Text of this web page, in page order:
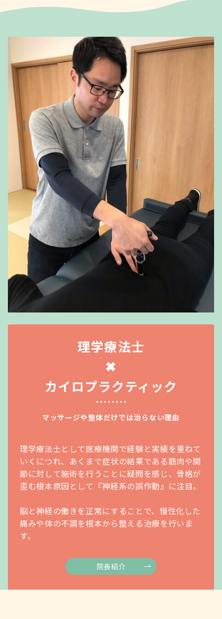
理学療法士
✖
カイロプラクティック
マッサージや整体だけでは治らない理由
理学療法士として医療機関で経験と実績を重ねて
いくにつれ、あくまで症状の結果である筋肉や関
節に対して施術を行うことに疑問を感じ、骨格が
歪む根本原因として『神経系の誤作動』に注目。
脳と神経の働きを正常にすることで、慢性化した
痛みや体の不調を根本から整える治療を行いま
す。
院長紹介